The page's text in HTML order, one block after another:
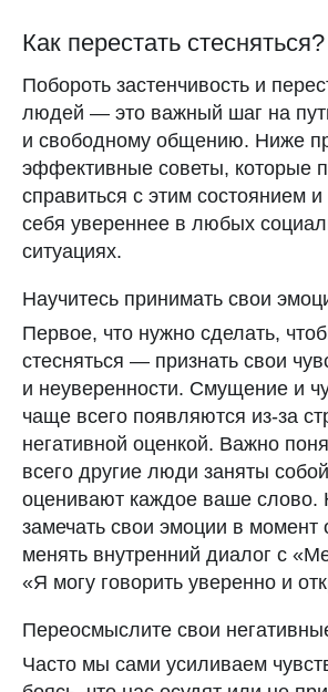
Как перестать стесняться?
Побороть застенчивость и
людей — это важный шаг на
и свободному общению. Ниже
эффективные советы, которые
справиться с этим состоянием и
себя увереннее в любых
ситуациях.
Научитесь принимать свои
Первое, что нужно сделать,
стесняться — признать свои
и неуверенности. Смущение и
чаще всего появляются из-за
негативной оценкой. Важно
всего другие люди заняты
оценивают каждое ваше слово.
замечать свои эмоции в
менять внутренний диалог с
«Я могу говорить уверенно и
Переосмыслите свои
Часто мы сами усиливаем
Чтобы следить
за длительностью циклов,
используйте приложение
CLATCH. В нём легко и удобно
отмечать свои месячные!
Выпускница факультета
образовательной программы
специализация сторителлинг.
Анастасия Гололобова
Автор